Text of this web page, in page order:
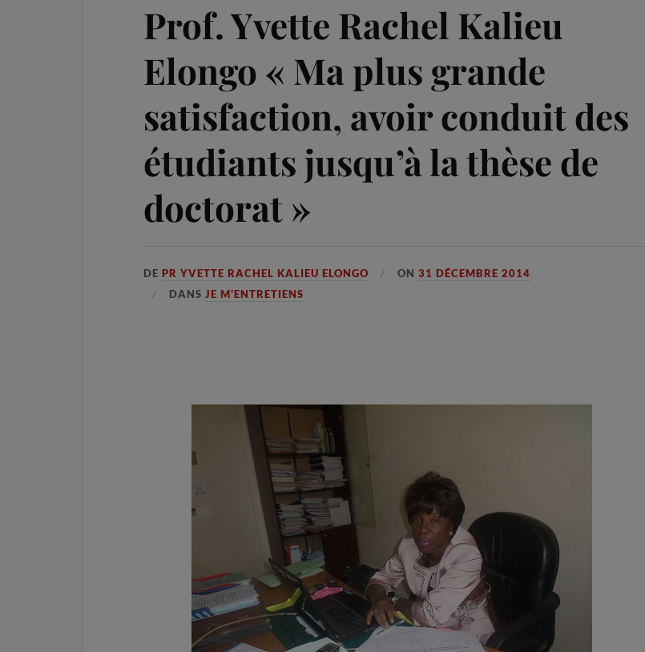
Prof. Yvette Rachel Kalieu
Elongo « Ma plus grande
satisfaction, avoir conduit des
étudiants jusqu’à la thèse de
doctorat »
DEPR YVETTE RACHEL KALIEU ELONGO ON31 DÉCEMBRE 2014
DANSJE M'ENTRETIENS